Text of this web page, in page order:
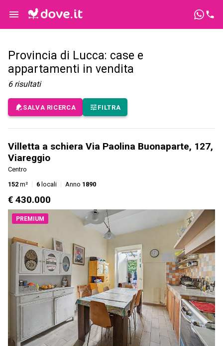
Provincia di Lucca: case e
appartamenti in vendita
6 risultati
SALVA RICERCA FILTRA
Villetta a schiera Via Paolina Buonaparte, 127,
Viareggio
Centro
152 m² 6 locali Anno 1890
€ 430.000
PREMIUM